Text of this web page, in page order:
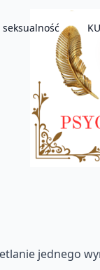
seksualność
jednego